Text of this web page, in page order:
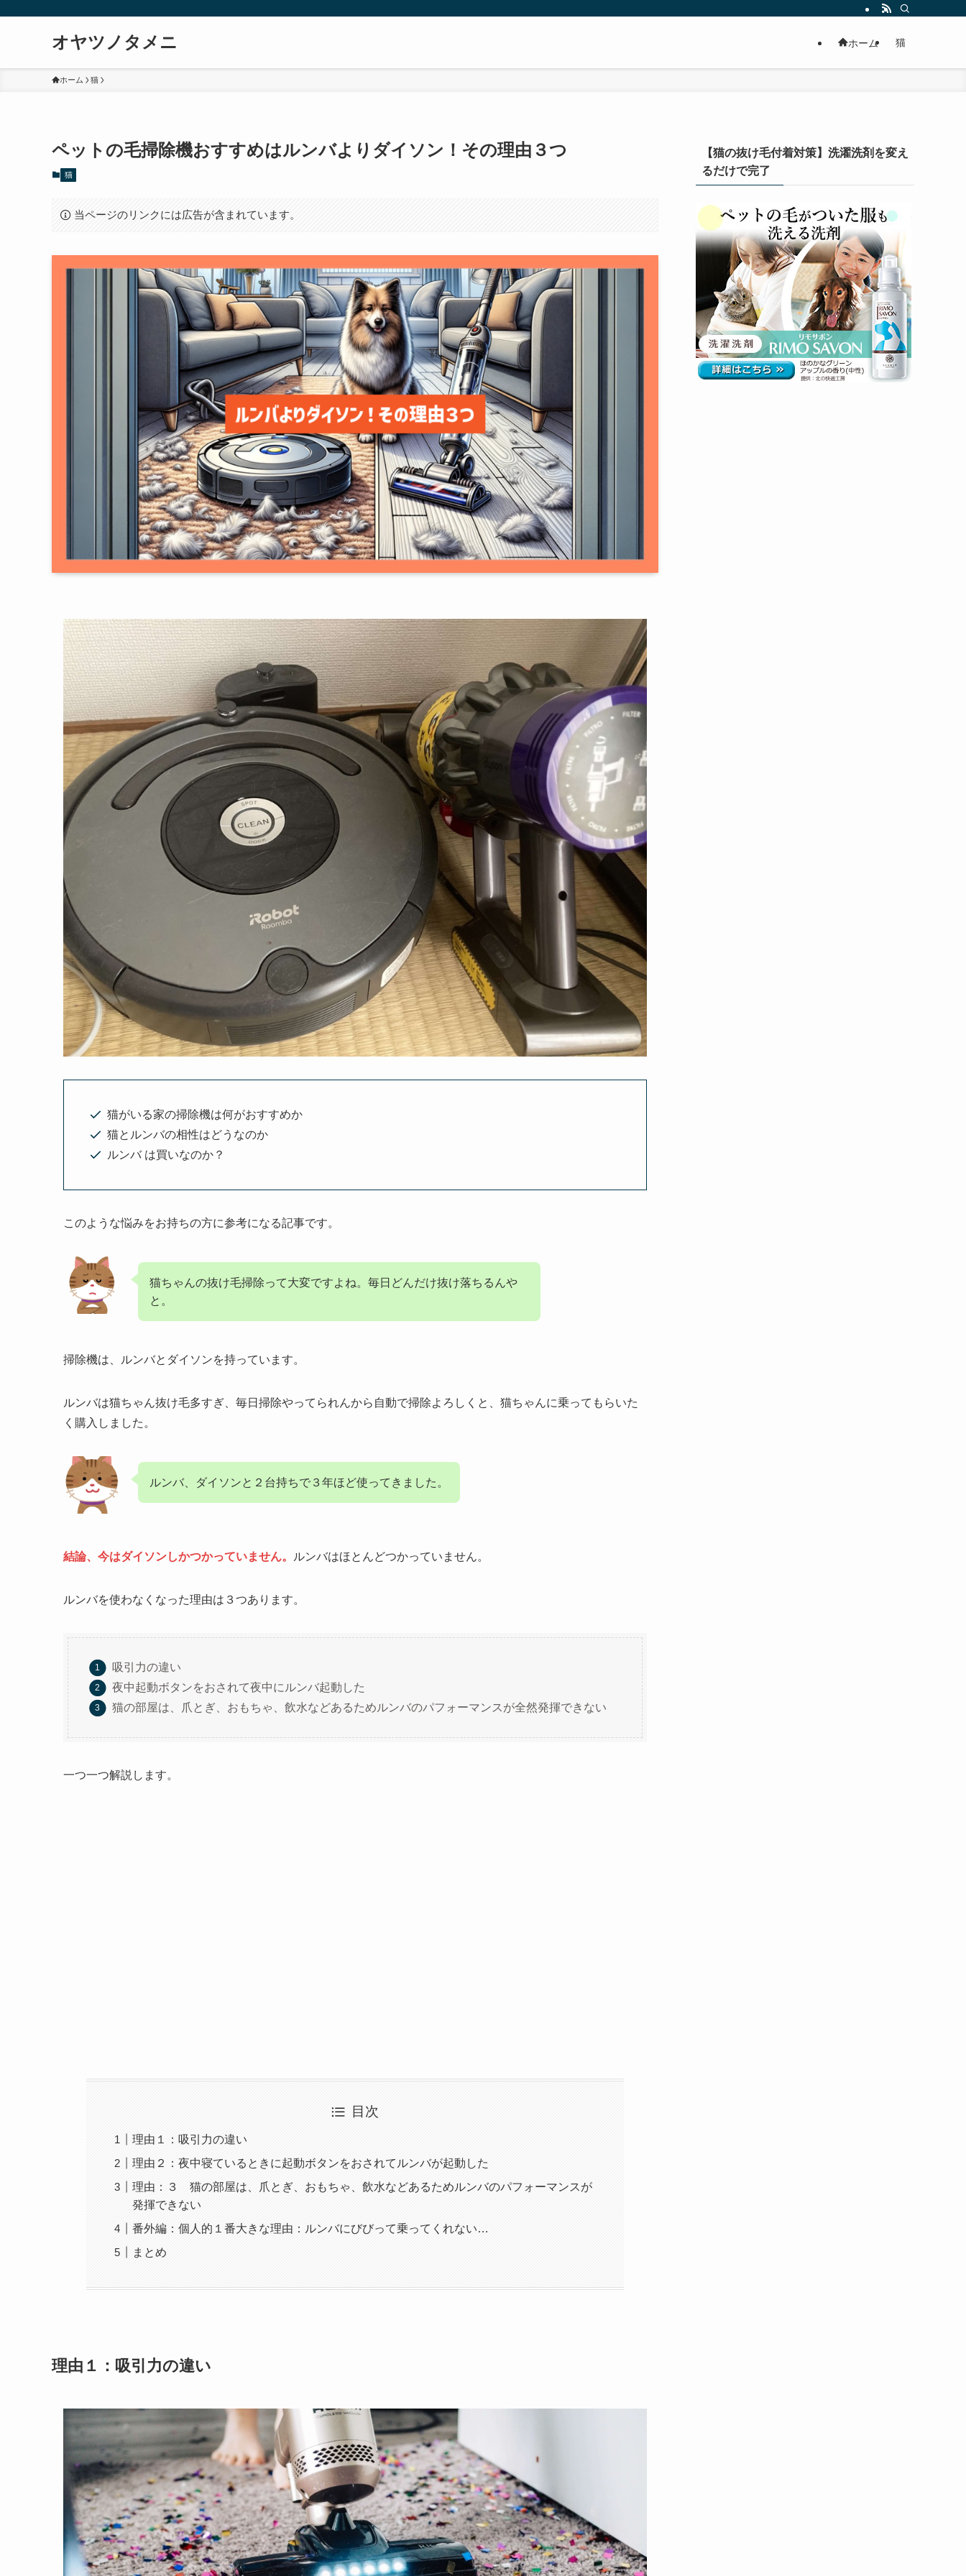
オヤツノタメニ ホーム 猫
ホーム 猫
ペットの毛掃除機おすすめはルンバよりダイソン！その理由３つ
猫
当ページのリンクには広告が含まれています。
猫がいる家の掃除機は何がおすすめか
猫とルンバの相性はどうなのか
ルンバ は買いなのか？
このような悩みをお持ちの方に参考になる記事です。
猫ちゃんの抜け毛掃除って大変ですよね。毎日どんだけ抜け落ちるんや
と。
掃除機は、ルンバとダイソンを持っています。
ルンバは猫ちゃん抜け毛多すぎ、毎日掃除やってられんから自動で掃除よろしくと、猫ちゃんに乗ってもらいた
く購入しました。
ルンバ、ダイソンと２台持ちで３年ほど使ってきました。
結論、今はダイソンしかつかっていません。 ルンバはほとんどつかっていません。
ルンバを使わなくなった理由は３つあります。
吸引力の違い
夜中起動ボタンをおされて夜中にルンバ起動した
猫の部屋は、爪とぎ、おもちゃ、飲水などあるためルンバのパフォーマンスが全然発揮できない
一つ一つ解説します。
目次
理由１：吸引力の違い
理由２：夜中寝ているときに起動ボタンをおされてルンバが起動した
理由：３ 猫の部屋は、爪とぎ、おもちゃ、飲水などあるためルンバのパフォーマンスが
発揮できない
番外編：個人的１番大きな理由：ルンバにびびって乗ってくれない…
まとめ
理由１：吸引力の違い
【猫の抜け毛付着対策】洗濯洗剤を変え
るだけで完了